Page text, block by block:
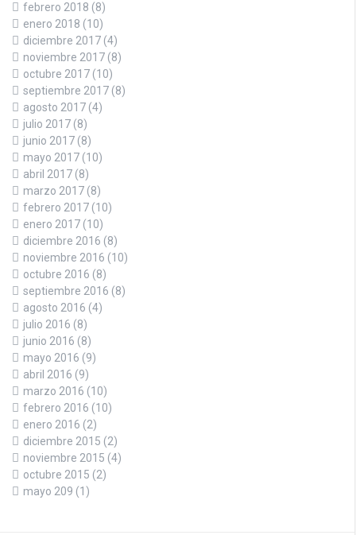
febrero 2018 (8)
enero 2018 (10)
diciembre 2017 (4)
noviembre 2017 (8)
octubre 2017 (10)
septiembre 2017 (8)
agosto 2017 (4)
julio 2017 (8)
junio 2017 (8)
mayo 2017 (10)
abril 2017 (8)
marzo 2017 (8)
febrero 2017 (10)
enero 2017 (10)
diciembre 2016 (8)
noviembre 2016 (10)
octubre 2016 (8)
septiembre 2016 (8)
agosto 2016 (4)
julio 2016 (8)
junio 2016 (8)
mayo 2016 (9)
abril 2016 (9)
marzo 2016 (10)
febrero 2016 (10)
enero 2016 (2)
diciembre 2015 (2)
noviembre 2015 (4)
octubre 2015 (2)
mayo 209 (1)